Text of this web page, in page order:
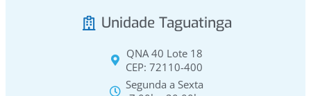
Unidade Taguatinga
QNA 40 Lote 18
CEP: 72110-400
Segunda a Sexta